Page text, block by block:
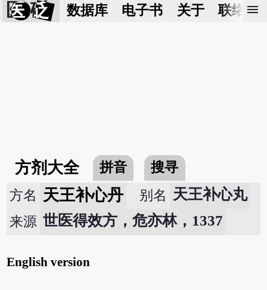
医 砭 数据库 电子书 关于 联络我
menu
方剂大全 拼音
搜寻
方名 天王补心丹 别名 天王补心丸
来源 世医得效方，危亦林，1337
English version